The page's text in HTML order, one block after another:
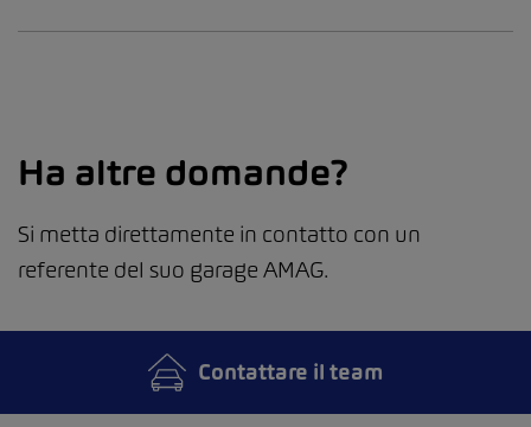
Ha altre domande?
Si metta direttamente in contatto con un
referente del suo garage AMAG.
Contattare il team